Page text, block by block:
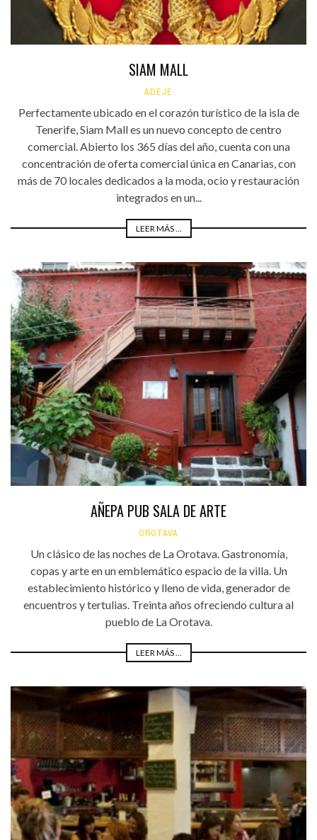
SIAM MALL
ADEJE
Perfectamente ubicado en el corazón turístico de la isla de
Tenerife, Siam Mall es un nuevo concepto de centro
comercial. Abierto los 365 días del año, cuenta con una
concentración de oferta comercial única en Canarias, con
más de 70 locales dedicados a la moda, ocio y restauración
integrados en un...
LEER MÁS ...
AÑEPA PUB SALA DE ARTE
OROTAVA
Un clásico de las noches de La Orotava. Gastronomía,
copas y arte en un emblemático espacio de la villa. Un
establecimiento histórico y lleno de vida, generador de
encuentros y tertulias. Treinta años ofreciendo cultura al
pueblo de La Orotava.
LEER MÁS ...